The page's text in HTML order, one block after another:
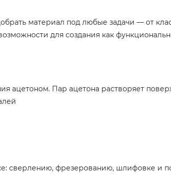
материал под любые задачи — от
для создания как
ацетоном. Пар ацетона растворяет
сверлению, фрезерованию, шлифовке и